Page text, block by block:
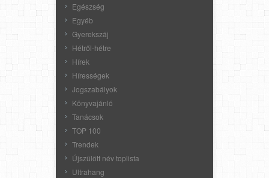
Egészség
Egyéb
Gyerekszáj
Hétről-hétre
Hírek
Hírességek
Jogszabályok
Könyvajánló
Tanácsok
TOP 100
Trendek
Újszülött név toplista
Ultrahang